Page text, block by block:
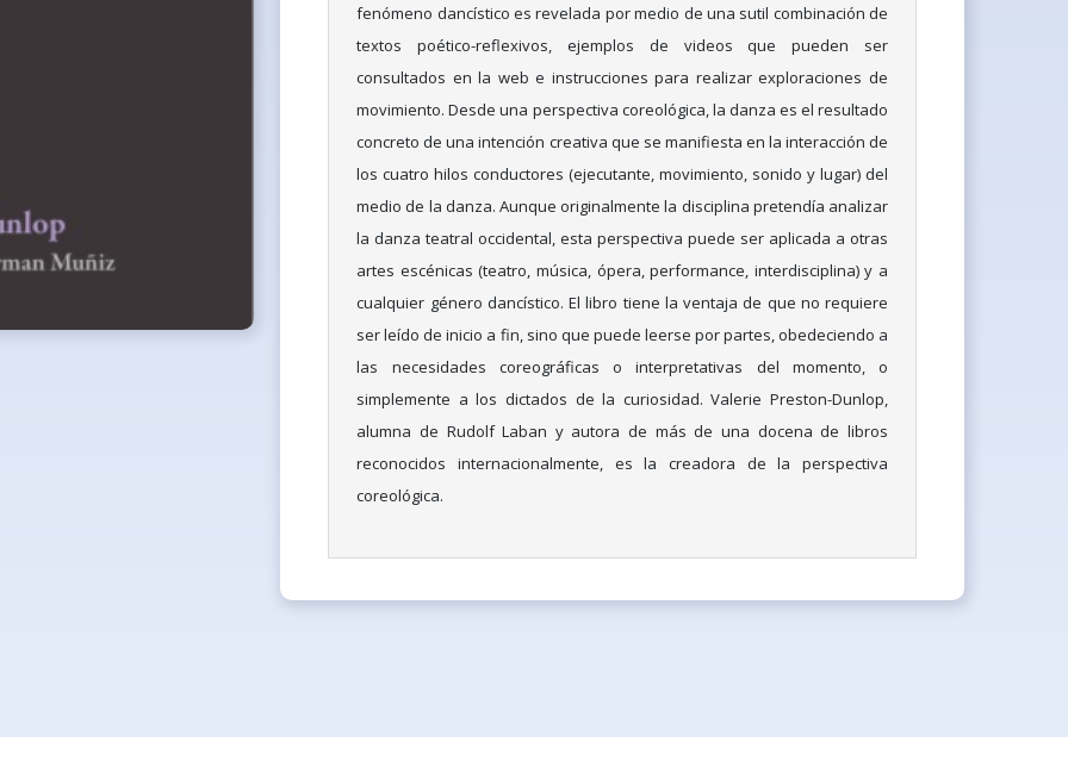
fenómeno dancístico es revelada por medio de una sutil combinación de
textos poético-reflexivos, ejemplos de videos que pueden ser
consultados en la web e instrucciones para realizar exploraciones de
movimiento. Desde una perspectiva coreológica, la danza es el resultado
concreto de una intención creativa que se manifiesta en la interacción de
los cuatro hilos conductores (ejecutante, movimiento, sonido y lugar) del
medio de la danza. Aunque originalmente la disciplina pretendía analizar
la danza teatral occidental, esta perspectiva puede ser aplicada a otras
artes escénicas (teatro, música, ópera, performance, interdisciplina) y a
cualquier género dancístico. El libro tiene la ventaja de que no requiere
ser leído de inicio a fin, sino que puede leerse por partes, obedeciendo a
las necesidades coreográficas o interpretativas del momento, o
simplemente a los dictados de la curiosidad. Valerie Preston-Dunlop,
alumna de Rudolf Laban y autora de más de una docena de libros
reconocidos internacionalmente, es la creadora de la perspectiva
coreológica.